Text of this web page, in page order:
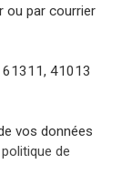
ou par courrier
61311, 41013
vos données
politique de